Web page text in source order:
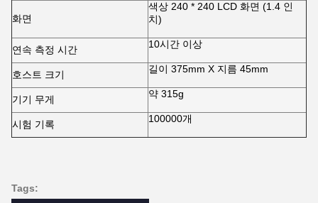
화면
색상 240 * 240 LCD 화면 (1.4 인
치)
연속 측정 시간 10시간 이상
호스트 크기 길이 375mm X 지름 45mm
기기 무게 약 315g
시험 기록 100000개
Tags: